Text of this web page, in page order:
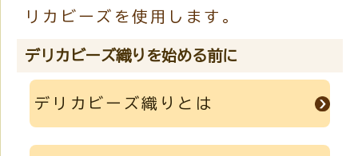
リカビーズを使用します。
デリカビーズ織りを始める前に
デリカビーズ織りとは